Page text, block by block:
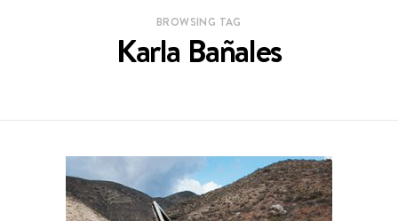
BROWSING TAG
Karla Bañales